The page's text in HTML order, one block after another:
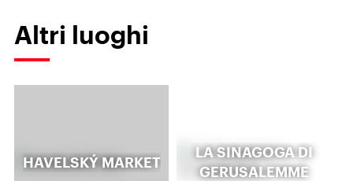
Altri luoghi
HAVELSKÝ MARKET
LA SINAGOGA DI
GERUSALEMME